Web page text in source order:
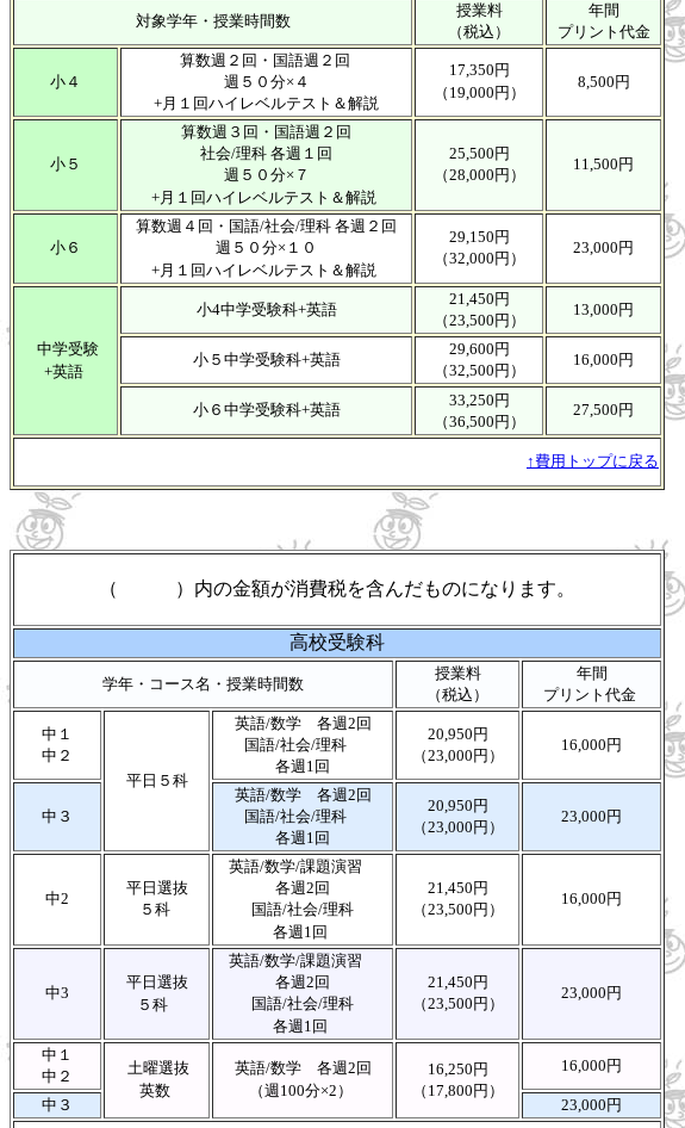
対象学年・授業時間数
授業料
（税込）
年間
プリント代金
小４
算数週２回・国語週２回
週５０分×４
+月１回ハイレベルテスト＆解説
17,350円
（19,000円）
8,500円
小５
算数週３回・国語週２回
社会/理科 各週１回
週５０分×７
+月１回ハイレベルテスト＆解説
25,500円
（28,000円）
11,500円
小６
算数週４回・国語/社会/理科 各週２回
週５０分×１０
+月１回ハイレベルテスト＆解説
29,150円
（32,000円）
23,000円
中学受験
+英語
小4中学受験科+英語
21,450円
（23,500円）
13,000円
小５中学受験科+英語
29,600円
（32,500円）
16,000円
小６中学受験科+英語
33,250円
（36,500円）
27,500円
↑費用トップに戻る
（ ）内の金額が消費税を含んだものになります。
高校受験科
学年・コース名・授業時間数
授業料
（税込）
年間
プリント代金
中１
中２
平日５科
英語/数学 各週2回
国語/社会/理科
各週1回
20,950円
（23,000円）
16,000円
中３
英語/数学 各週2回
国語/社会/理科
各週1回
20,950円
（23,000円）
23,000円
中2
平日選抜
５科
英語/数学/課題演習
各週2回
国語/社会/理科
各週1回
21,450円
（23,500円）
16,000円
中3
平日選抜
５科
英語/数学/課題演習
各週2回
国語/社会/理科
各週1回
21,450円
（23,500円）
23,000円
中１
中２
土曜選抜
英数
英語/数学 各週2回
（週100分×2）
16,250円
（17,800円）
16,000円
中３ 23,000円